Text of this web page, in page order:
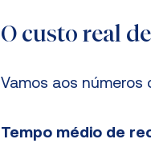
O custo real
Vamos aos
Tempo médio de